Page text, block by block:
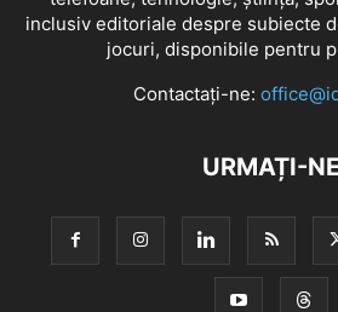
inclusiv editoriale despre subiecte
jocuri, disponibile pentru
Contactați-ne:
URMAȚI-NE